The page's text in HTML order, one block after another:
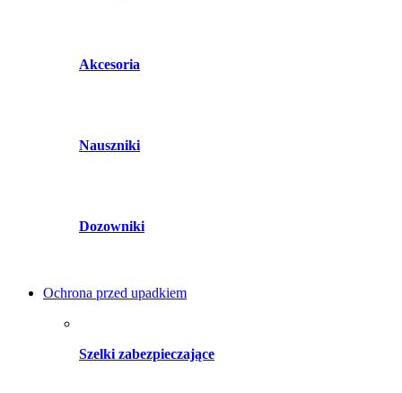
Akcesoria
Nauszniki
Dozowniki
Ochrona przed upadkiem
Szelki zabezpieczające